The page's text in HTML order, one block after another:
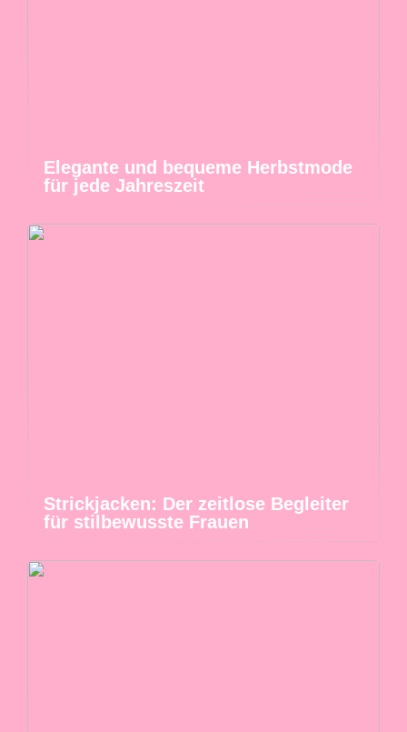
Elegante und bequeme Herbstmode
für jede Jahreszeit
Strickjacken: Der zeitlose Begleiter
für stilbewusste Frauen